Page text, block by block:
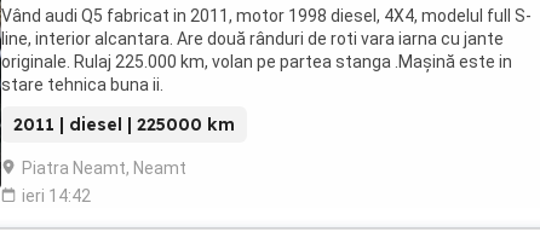
Vând audi Q5 fabricat in 2011, motor 1998 diesel, 4X4, modelul full S-
line, interior alcantara. Are două rânduri de roti vara iarna cu jante
originale. Rulaj 225.000 km, volan pe partea stanga .Mașină este in
stare tehnica buna ii.
2011 | diesel | 225000 km
Piatra Neamt, Neamt
ieri 14:42